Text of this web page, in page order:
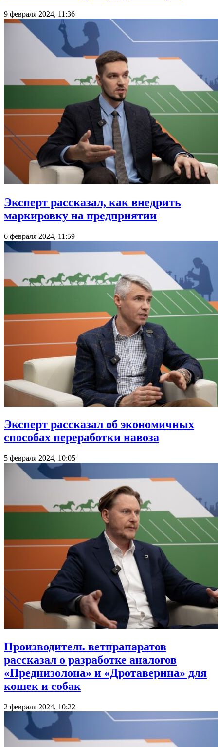
9 февраля 2024, 11:36
Эксперт рассказал, как внедрить
маркировку на предприятии
6 февраля 2024, 11:59
Эксперт рассказал об экономичных
способах переработки навоза
5 февраля 2024, 10:05
Производитель ветпрапаратов
рассказал о разработке аналогов
«Преднизолона» и «Дротаверина» для
кошек и собак
2 февраля 2024, 10:22